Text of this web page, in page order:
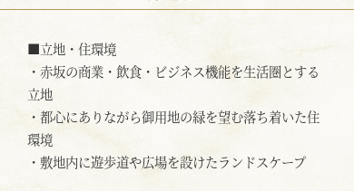
■立地・住環境
・赤坂の商業・飲食・ビジネス機能を生活圏とする
立地
・都心にありながら御用地の緑を望む落ち着いた住
環境
・敷地内に遊歩道や広場を設けたランドスケープ